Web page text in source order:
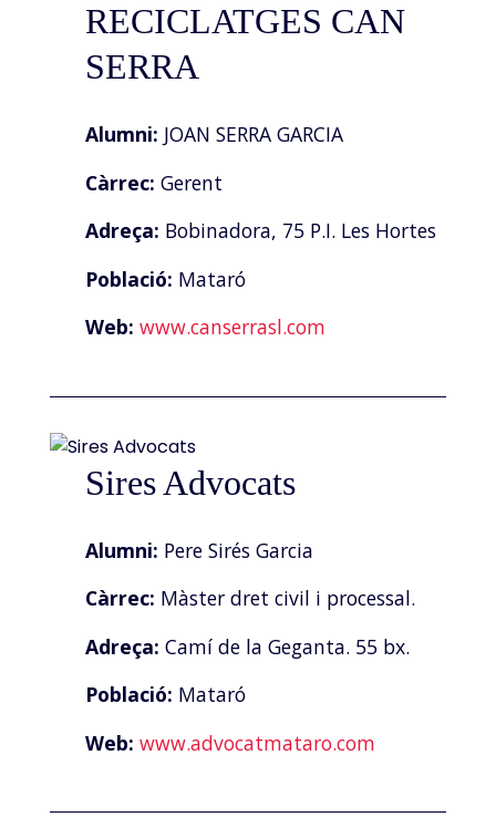
RECICLATGES CAN
SERRA
Alumni: JOAN SERRA GARCIA
Càrrec: Gerent
Adreça: Bobinadora, 75 P.I. Les Hortes
Població: Mataró
Web: www.canserrasl.com
Sires Advocats
Alumni: Pere Sirés Garcia
Càrrec: Màster dret civil i processal.
Adreça: Camí de la Geganta. 55 bx.
Població: Mataró
Web: www.advocatmataro.com